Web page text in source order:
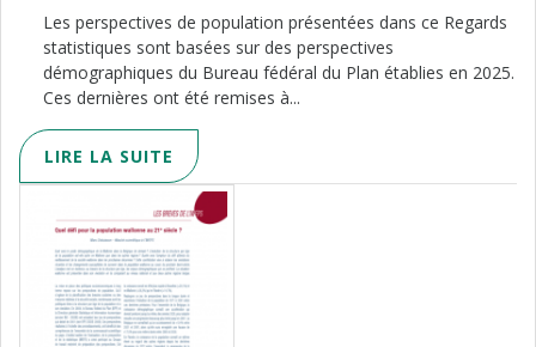
Les perspectives de population présentées dans ce Regards
statistiques sont basées sur des perspectives
démographiques du Bureau fédéral du Plan établies en 2025.
Ces dernières ont été remises à...
LIRE LA SUITE